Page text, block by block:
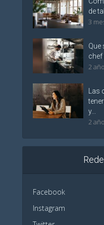
de
3
Que
chef
2
y...
2
Facebook
Instagram